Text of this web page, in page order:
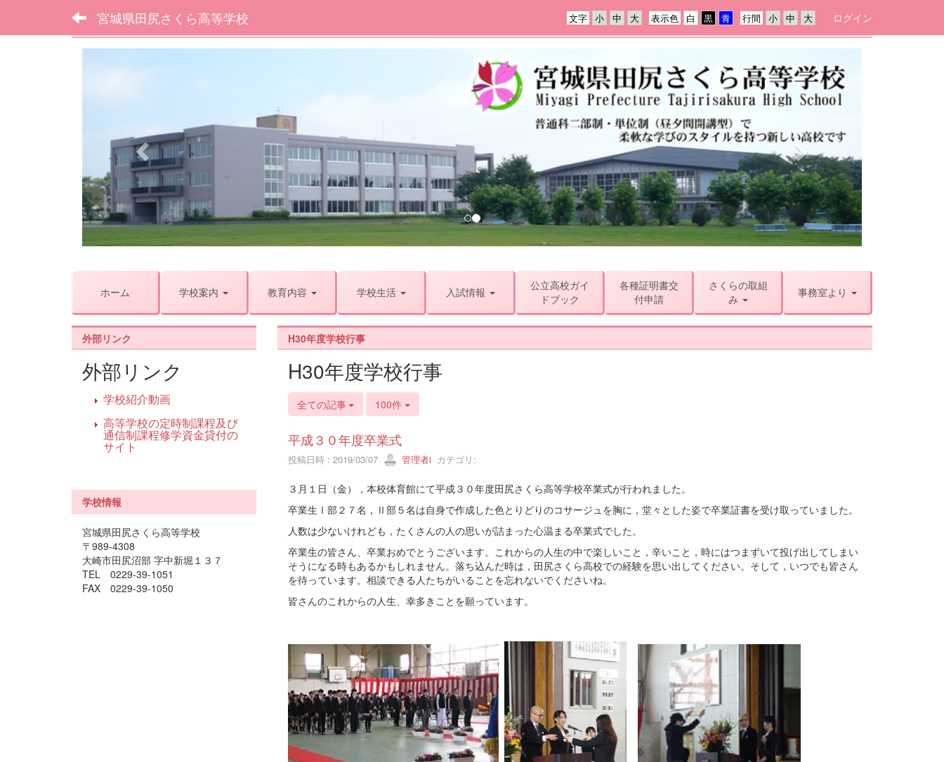
宮城県田尻さくら高等学校 行間
表示色
文字 ログイン
フォトアルバム
i
o
u
s
e
x
ホーム 学校案内 教育内容 学校生活 入試情報
公立高校ガイ
ドブック
各種証明書交
付申請
さくらの取組
み
事務室より
H30年度学校行事
H30年度学校行事
全ての記事 100件
平成３０年度卒業式
投稿日時 : 2019/03/07 管理者i カテゴリ:
３月１日（金），本校体育館にて平成３０年度田尻さくら高等学校卒業式が行われました。
卒業生Ⅰ部２７名，Ⅱ部５名は自身で作成した色とりどりのコサージュを胸に，堂々とした姿で卒業証書を受け取っていました。
人数は少ないけれども，たくさんの人の思いが詰まった心温まる卒業式でした。
卒業生の皆さん、卒業おめでとうございます。これからの人生の中で楽しいこと，辛いこと，時にはつまずいて投げ出してしまい
そうになる時もあるかもしれません。落ち込んだ時は，田尻さくら高校での経験を思い出してください。そして，いつでも皆さん
を待っています。相談できる人たちがいることを忘れないでくださいね。
皆さんのこれからの人生、幸多きことを願っています。
外部リンク
外部リンク
学校紹介動画
高等学校の定時制課程及び
通信制課程修学資金貸付の
サイト
学校情報
宮城県田尻さくら高等学校
〒989-4308
大崎市田尻沼部 字中新堀１３７
TEL 0229-39-1051
FAX 0229-39-1050